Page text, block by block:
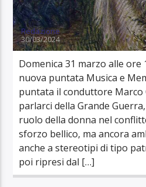
Redazione
30/03/2024
Domenica 31 marzo alle ore
nuova puntata Musica e
puntata il conduttore Marco
parlarci della Grande
ruolo della donna nel
sforzo bellico, ma ancora
anche a stereotipi di tipo
poi ripresi dal […]